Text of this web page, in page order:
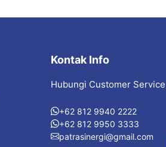
Kontak Info
Hubungi Customer Service
+62 812 9940 2222
+62 812 9950 3333
patrasinergi@gmail.com